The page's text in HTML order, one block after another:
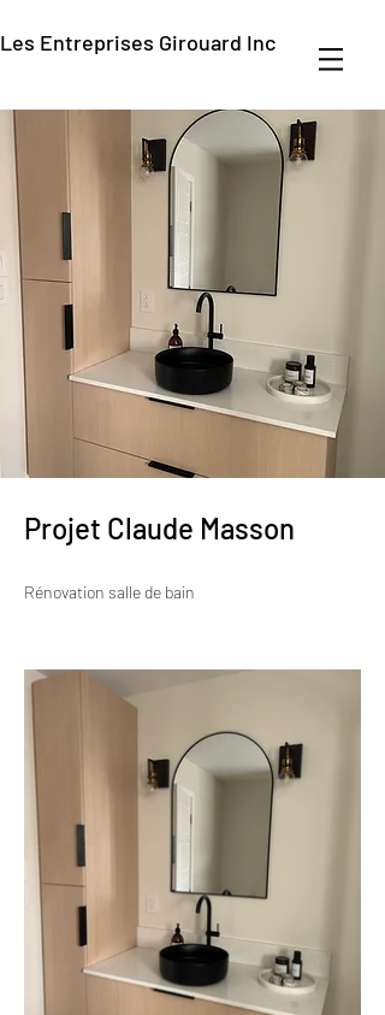
Les Entreprises Girouard Inc
Projet Claude Masson
Rénovation salle de bain